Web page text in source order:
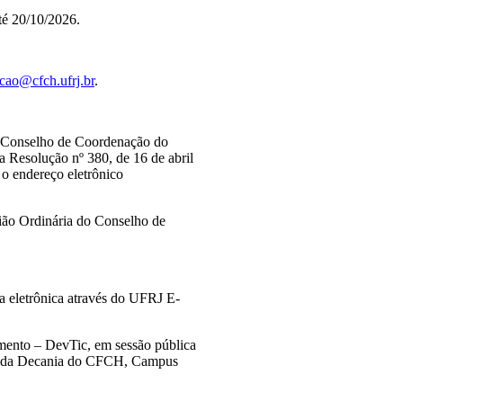
20/10/2026.
.
de Coordenação do
Resolução nº 380, de 16 de abril
endereço eletrônico
Ordinária do Conselho de
eletrônica através do UFRJ E-
– DevTic, em sessão pública
Decania do CFCH, Campus